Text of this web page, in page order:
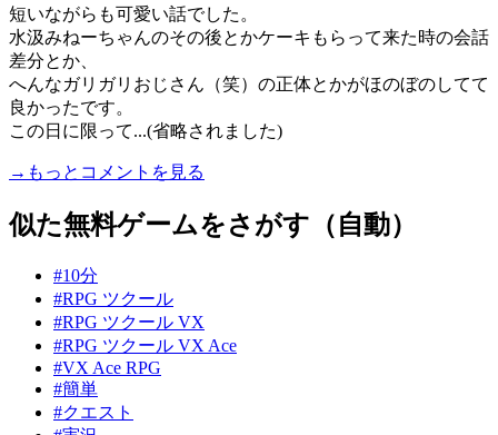
短いながらも可愛い話でした。
水汲みねーちゃんのその後とかケーキもらって来た時の会話
差分とか、
へんなガリガリおじさん（笑）の正体とかがほのぼのしてて
良かったです。
この日に限って...(省略されました)
→もっとコメントを見る
似た無料ゲームをさがす（自動）
#10分
#RPG ツクール
#RPG ツクール VX
#RPG ツクール VX Ace
#VX Ace RPG
#簡単
#クエスト